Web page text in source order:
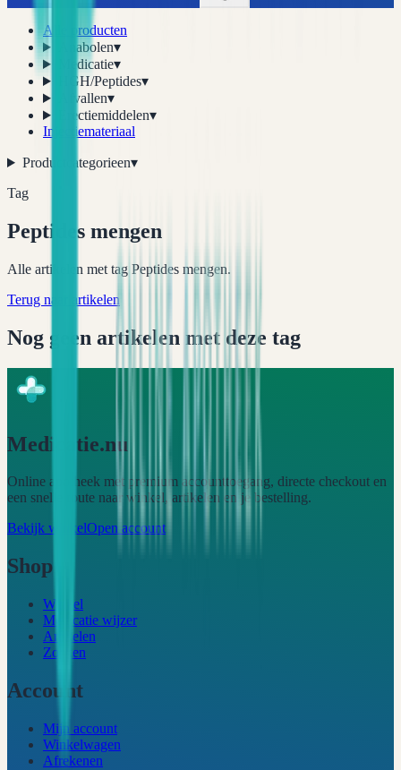
Alle producten
Anabolen▾
Medicatie▾
HGH/Peptides▾
Afvallen▾
Erectiemiddelen▾
Injectiemateriaal
Productcategorieen▾
Tag
Peptides mengen
Alle artikelen met tag Peptides mengen.
Terug naar artikelen
Nog geen artikelen met deze tag
Medicatie.nu
Online apotheek met premium accounttoegang, directe checkout en
een snelle route naar winkel, artikelen en je bestelling.
Bekijk winkelOpen account
Shop
Winkel
Medicatie wijzer
Artikelen
Zoeken
Account
Mijn account
Winkelwagen
Afrekenen